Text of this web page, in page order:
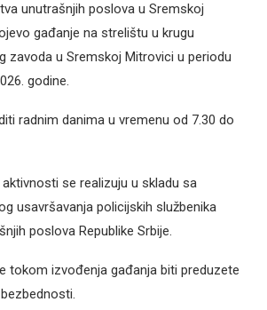
unutrašnjih poslova u Sremskoj
gađanje na strelištu u krugu
zavoda u Sremskoj Mitrovici u periodu
godine.
radnim danima u vremenu od 7.30 do
se realizuju u skladu sa
usavršavanja policijskih službenika
poslova Republike Srbije.
tokom izvođenja gađanja biti preduzete